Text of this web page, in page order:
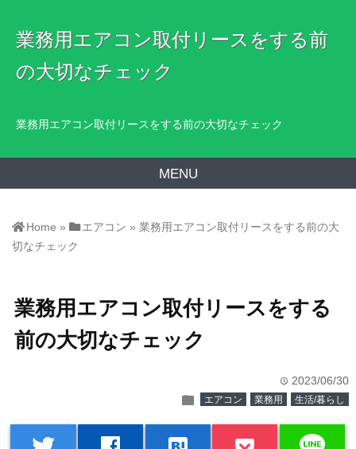
業務用エアコン取付リースをする前
の大切なチェック
業務用エアコン取付リースをする前の大切なチェック
MENU
Home » エアコン »業務用エアコン取付リースをする前の大
切なチェック
業務用エアコン取付リースをする
前の大切なチェック
time 2023/06/30
folder エアコン 業務用 生活/暮らし